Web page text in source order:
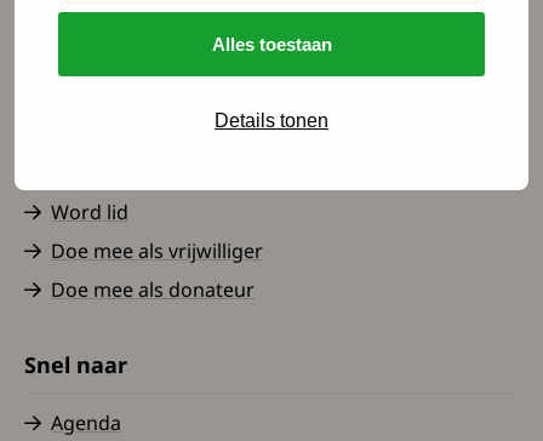
Alles toestaan
Details tonen
Spierziekten Nederland
Word lid
Doe mee als vrijwilliger
Doe mee als donateur
Snel naar
Agenda